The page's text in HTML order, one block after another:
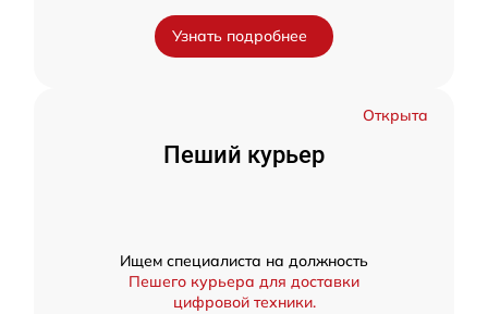
Узнать подробнее
Открыта
Пеший курьер
Ищем специалиста на должность
Пешего курьера для доставки
цифровой техники.